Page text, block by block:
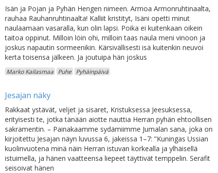
Isän ja Pojan ja Pyhän Hengen nimeen. Armoa Armonruhtinaalta,
rauhaa Rauhanruhtinaalta! Kalliit kristityt, Isäni opetti minut
naulaamaan vasaralla, kun olin lapsi. Poika ei kuitenkaan oikein
taitoa oppinut. Milloin löin ohi, milloin taas naula meni vinoon ja
joskus napautin sormeenikin. Kärsivällisesti isä kuitenkin neuvoi
kerta toisensa jälkeen. Ja joutuipa hän joskus
Marko Kailasmaa Puhe Pyhäinpäivä
Jesajan näky
Rakkaat ystävät, veljet ja sisaret, Kristuksessa Jeesuksessa,
erityisesti te, jotka tänään aiotte nauttia Herran pyhän ehtoollisen
sakramentin. – Painakaamme sydämiimme Jumalan sana, joka on
kirjoitettu Jesajan näyn luvussa 6, jakeissa 1–7: ”Kuningas Ussian
kuolinvuotena minä näin Herran istuvan korkealla ja ylhäisellä
istuimella, ja hänen vaatteensa liepeet täyttivät temppelin. Serafit
seisoivat hänen